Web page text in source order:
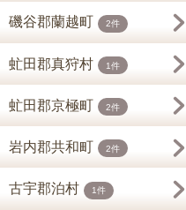
磯谷郡蘭越町 2件
虻田郡真狩村 1件
虻田郡京極町 2件
岩内郡共和町 2件
古宇郡泊村 1件